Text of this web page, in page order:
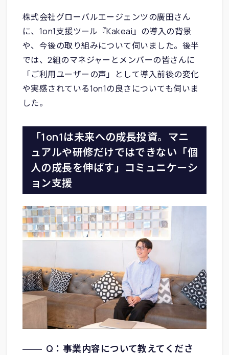
株式会社グローバルエージェンツの廣田さん
に、1on1支援ツール『Kakeai』の導入の背景
や、今後の取り組みについて伺いました。後半
では、2組のマネジャーとメンバーの皆さんに
「ご利用ユーザーの声」として導入前後の変化
や実感されている1on1の良さについても伺いま
した。
「1on1は未来への成長投資。マニ
ュアルや研修だけではできない「個
人の成長を伸ばす」コミュニケーシ
ョン支援
Q：事業内容について教えてくださ